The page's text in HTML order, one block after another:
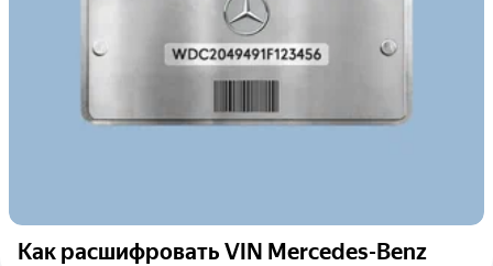
Как расшифровать VIN Mercedes-Benz